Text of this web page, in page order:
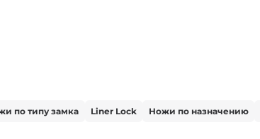
по типу замка Liner Lock Ножи по назначению